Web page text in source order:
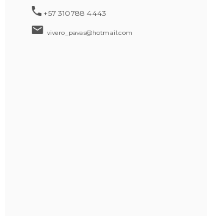
+57 310788 4443
vivero_pavas@hotmail.com